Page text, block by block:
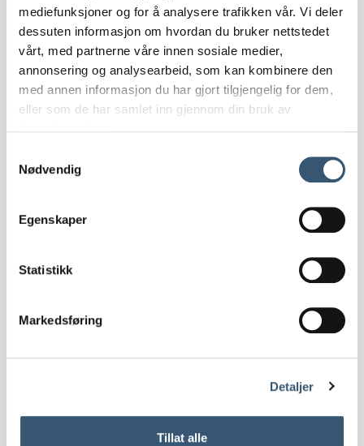
mediefunksjoner og for å analysere trafikken vår. Vi deler
dessuten informasjon om hvordan du bruker nettstedet
vårt, med partnerne våre innen sosiale medier,
annonsering og analysearbeid, som kan kombinere den
med annen informasjon du har gjort tilgjengelig for dem,
eller som de har samlet inn gjennom din bruk av
Nødvendig
Egenskaper
Statistikk
Markedsføring
Detaljer
Tillat alle
Ta med familien, venner eller gode kollegaer på jobb og
få en herlig opplevelse på fjellet. Velg mellom flere
distanser, her ser du våre to ytterpunkter. Fjellmaraton
42 km, og Fjelltassen ca 1 km
Mer info